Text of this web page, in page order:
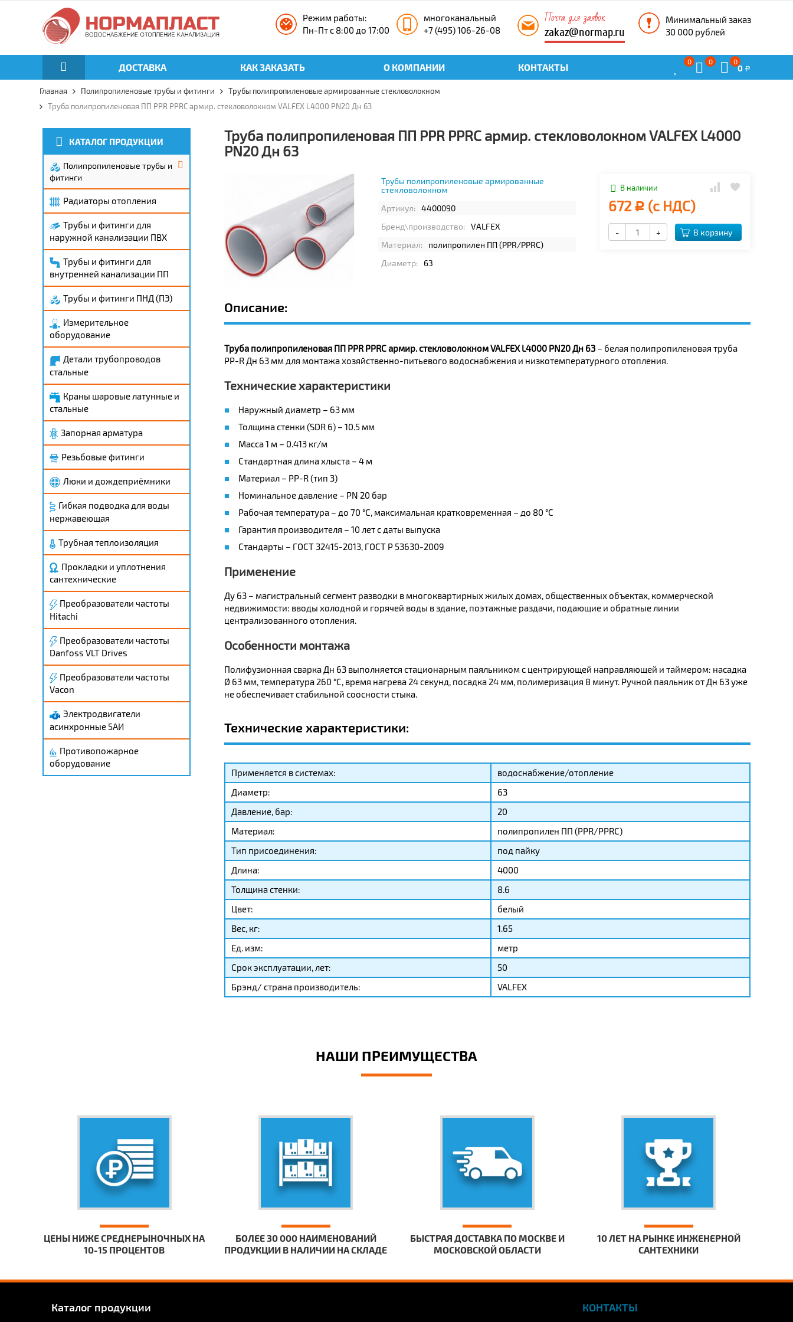
Режим работы:
Пн-Пт с 8:00 до 17:00
многоканальный
+7 (495) 106-26-08
Почта для заявок
zakaz@normap.ru
Минимальный заказ
30 000 рублей
ДОСТАВКА КАК ЗАКАЗАТЬ О КОМПАНИИ КОНТАКТЫ
0 0 0
0 Р
Главная Полипропиленовые трубы и фитинги
Трубы полипропиленовые армированные стекловолокном
Труба полипропиленовая ПП PPR PPRC армир. стекловолокном VALFEX L4000 PN20 Дн 63
Труба полипропиленовая ПП PPR PPRC армир. стекловолокном VALFEX L4000
PN20 Дн 63
Трубы полипропиленовые армированные
стекловолокном
Артикул:
4400090
Бренд\производство:
VALFEX
Материал:
полипропилен ПП (PPR/PPRC)
Диаметр:
63
В наличии
672 Р (с НДС)
- + В корзину
Описание:
Труба полипропиленовая ПП PPR PPRC армир. стекловолокном VALFEX L4000 PN20 Дн 63– белая полипропиленовая труба
PP-R Дн 63 мм для монтажа хозяйственно-питьевого водоснабжения и низкотемпературного отопления.
Технические характеристики
Наружный диаметр – 63 мм
Толщина стенки (SDR 6) – 10.5 мм
Масса 1 м – 0.413 кг/м
Стандартная длина хлыста – 4 м
Материал – PP-R (тип 3)
Номинальное давление – PN 20 бар
Рабочая температура – до 70 °C, максимальная кратковременная – до 80 °C
Гарантия производителя – 10 лет с даты выпуска
Стандарты – ГОСТ 32415-2013, ГОСТ Р 53630-2009
Применение
Ду 63 – магистральный сегмент разводки в многоквартирных жилых домах, общественных объектах, коммерческой
недвижимости: вводы холодной и горячей воды в здание, поэтажные раздачи, подающие и обратные линии
централизованного отопления.
Особенности монтажа
Полифузионная сварка Дн 63 выполняется стационарным паяльником с центрирующей направляющей и таймером: насадка
Ø 63 мм, температура 260 °C, время нагрева 24 секунд, посадка 24 мм, полимеризация 8 минут. Ручной паяльник от Дн 63 уже
не обеспечивает стабильной соосности стыка.
Технические характеристики:
Применяется в системах:
водоснабжение/отопление
Диаметр:
63
Давление, бар:
20
Материал:
полипропилен ПП (PPR/PPRC)
Тип присоединения:
под пайку
Длина:
4000
Толщина стенки:
8.6
Цвет:
белый
Вес, кг:
1.65
Ед. изм:
метр
Срок эксплуатации, лет:
50
Брэнд/ страна производитель:
VALFEX
КАТАЛОГ ПРОДУКЦИИ
Полипропиленовые трубы и
фитинги
Радиаторы отопления
Трубы и фитинги для
наружной канализации ПВХ
Трубы и фитинги для
внутренней канализации ПП
Трубы и фитинги ПНД (ПЭ)
Измерительное
оборудование
Детали трубопроводов
стальные
Краны шаровые латунные и
стальные
Запорная арматура
Резьбовые фитинги
Люки и дождеприёмники
Гибкая подводка для воды
нержавеющая
Трубная теплоизоляция
Прокладки и уплотнения
сантехнические
Преобразователи частоты
Hitachi
Преобразователи частоты
Danfoss VLT Drives
Преобразователи частоты
Vacon
Электродвигатели
асинхронные 5АИ
Противопожарное
оборудование
НАШИ ПРЕИМУЩЕСТВА
ЦЕНЫ НИЖЕ СРЕДНЕРЫНОЧНЫХ НА
10-15 ПРОЦЕНТОВ
БОЛЕЕ 30 000 НАИМЕНОВАНИЙ
ПРОДУКЦИИ В НАЛИЧИИ НА СКЛАДЕ
БЫСТРАЯ ДОСТАВКА ПО МОСКВЕ И
МОСКОВСКОЙ ОБЛАСТИ
10 ЛЕТ НА РЫНКЕ ИНЖЕНЕРНОЙ
САНТЕХНИКИ
Каталог продукции КОНТАКТЫ